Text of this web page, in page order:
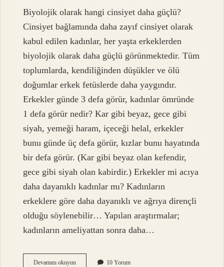
Biyolojik olarak hangi cinsiyet daha güçlü?
Cinsiyet bağlamında daha zayıf cinsiyet olarak
kabul edilen kadınlar, her yaşta erkeklerden
biyolojik olarak daha güçlü görünmektedir. Tüm
toplumlarda, kendiliğinden düşükler ve ölü
doğumlar erkek fetüslerde daha yaygındır.
Erkekler günde 3 defa görür, kadınlar ömründe
1 defa görür nedir? Kar gibi beyaz, gece gibi
siyah, yemeği haram, içeceği helal, erkekler
bunu günde üç defa görür, kızlar bunu hayatında
bir defa görür. (Kar gibi beyaz olan kefendir,
gece gibi siyah olan kabirdir.) Erkekler mi acıya
daha dayanıklı kadınlar mı? Kadınların
erkeklere göre daha dayanıklı ve ağrıya dirençli
olduğu söylenebilir… Yapılan araştırmalar;
kadınların ameliyattan sonra daha…
Devamını okuyunErkekler
10 Yorum